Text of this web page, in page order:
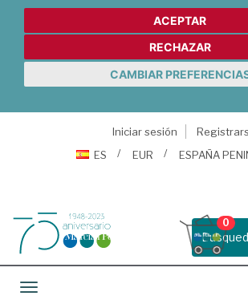
ACEPTAR
RECHAZAR
CAMBIAR
Iniciar sesión
ES
EUR ESPAÑA
0
Toggle navigation